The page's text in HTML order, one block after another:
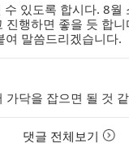
있도록 합시다. 8월
진행하면 좋을 듯 합
여 말씀드리겠습니다.
가닥을 잡으면 될 것
댓글 전체보기